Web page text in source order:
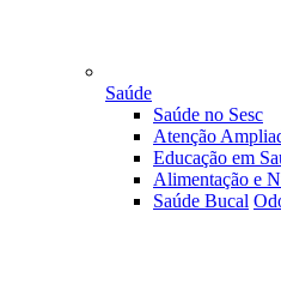
Saúde
Saúde no Sesc
Atenção
Educação em
Alimentação e
Saúde Bucal